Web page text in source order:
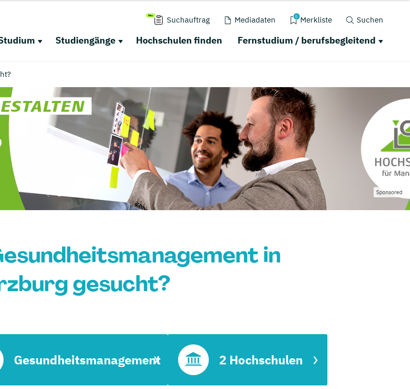
Suchauftrag Mediadaten 0 Merkliste Suchen
Studiengänge Hochschulen finden Fernstudium / berufsbegleitend
Sponsored
in
gesucht?
Gesundheitsmanagement 2 Hochschulen